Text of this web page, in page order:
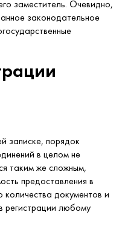
заместитель. Очевидно,
законодательное
записке, порядок
в целом не
таким же сложным,
предоставления в
документов и
регистрации любому